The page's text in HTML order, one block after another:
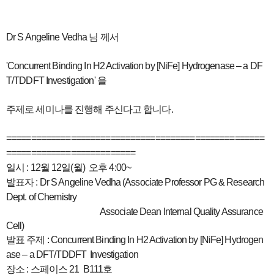
Dr S Angeline Vedha 님 께서
'Concurrent Binding In H2 Activation by [NiFe] Hydrogenase– a DF
T/TDDFT Investigation' 을
주제로 세미나를 진행해 주신다고 합니다.
====================================================
==========================
일시 : 12월 12일(월) 오후 4:00~
발표자 : Dr S Angeline Vedha (Associate Professor PG & Research
Dept. of Chemistry
Associate Dean Internal Quality Assurance
Cell)
발표 주제 : Concurrent Binding In H2 Activation by [NiFe] Hydrogen
ase – a DFT/TDDFT Investigation
장소 : 스페이스 21 B111호